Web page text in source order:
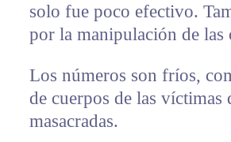
solo fue poco efectivo.
por la manipulación de las
Los números son fríos,
de cuerpos de las víctimas
masacradas.